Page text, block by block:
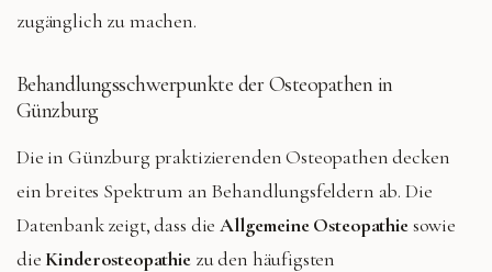
zugänglich zu machen.
Behandlungsschwerpunkte der Osteopathen in
Günzburg
Die in Günzburg praktizierenden Osteopathen decken
ein breites Spektrum an Behandlungsfeldern ab. Die
Datenbank zeigt, dass dieAllgemeine Osteopathiesowie
die Kinderosteopathiezu den häufigsten